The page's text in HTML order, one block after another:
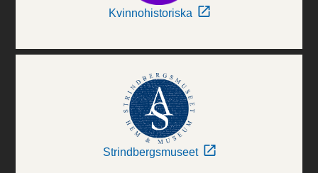
Kvinnohistoriska
Strindbergsmuseet